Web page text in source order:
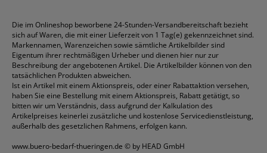
Die im Onlineshop beworbene 24-Stunden-Versandbereitschaft bezieht
sich auf Waren, die mit einer Lieferzeit von 1 Tag(e) gekennzeichnet sind.
Markennamen, Warenzeichen sowie sämtliche Artikelbilder sind
Eigentum ihrer rechtmäßigen Urheber und dienen hier nur zur
Beschreibung der angebotenen Artikel. Die Artikelbilder können von den
tatsächlichen Produkten abweichen.
Ist ein Artikel mit einem Aktionspreis, oder einer Rabattaktion versehen,
haben Sie eine Bestellung mit einem Aktionspreis, Rabatt getätigt, so
bitten wir um Verständnis, dass aufgrund der Kalkulation des
Artikelpreises keinerlei zusätzliche und kostenlose Servicedienstleistung,
außerhalb des gesetzlichen Rahmens, erfolgen kann.
www.buero-bedarf-thueringen.de © by HEAD GmbH